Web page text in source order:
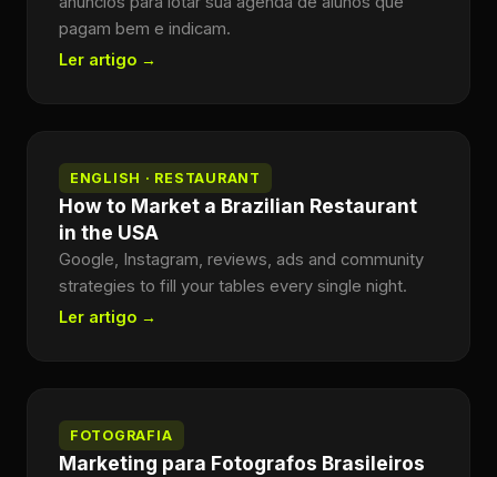
pagam bem e indicam.
Ler artigo →
ENGLISH · RESTAURANT
How to Market a Brazilian Restaurant
in the USA
Google, Instagram, reviews, ads and community
strategies to fill your tables every single night.
Ler artigo →
FOTOGRAFIA
Marketing para Fotografos Brasileiros